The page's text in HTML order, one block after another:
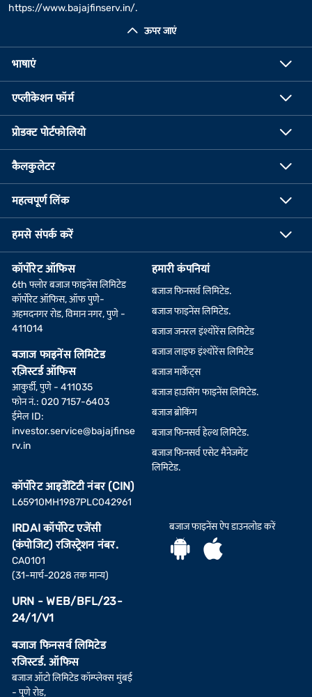
ऊपर जाएं
https://www.bajajfinserv.in/.
भाषाएं
एप्लीकेशन फॉर्म
प्रोडक्ट पोर्टफोलियो
कैलकुलेटर
महत्वपूर्ण लिंक
हमसे संपर्क करें
कॉर्पोरेट ऑफिस
6th फ्लोर बजाज फाइनेंस लिमिटेड
कॉर्पोरेट ऑफिस, ऑफ पुणे-
अहमदनगर रोड, विमान नगर, पुणे -
411014
बजाज फाइनेंस लिमिटेड
रज़िस्टर्ड ऑफिस
आकुर्डी, पुणे - 411035
फोन नं.: 020 7157-6403
ईमेल ID:
investor.service@bajajfinse
rv.in
कॉर्पोरेट आइडेंटिटी नंबर (CIN)
L65910MH1987PLC042961
IRDAI कॉर्पोरेट एजेंसी
(कंपोजिट) रजिस्ट्रेशन नंबर.
CA0101
(31-मार्च-2028 तक मान्य)
URN - WEB/BFL/23-
24/1/V1
बजाज फिनसर्व लिमिटेड
रजिस्टर्ड. ऑफिस
बजाज ऑटो लिमिटेड कॉम्प्लेक्स मुंबई
- पुणे रोड,
हमारी कंपनियां
बजाज फिनसर्व लिमिटेड.
बजाज फाइनेंस लिमिटेड.
बजाज जनरल इंश्योरेंस लिमिटेड
बजाज लाइफ इंश्योरेंस लिमिटेड
बजाज मार्केट्स
बजाज हाउसिंग फाइनेंस लिमिटेड.
बजाज ब्रोकिंग
बजाज फिनसर्व हेल्थ लिमिटेड.
बजाज फिनसर्व एसेट मैनेजमेंट
लिमिटेड.
बजाज फाइनेंस ऐप डाउनलोड करें